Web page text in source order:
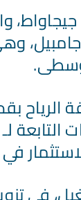
تقع هذه المحطة